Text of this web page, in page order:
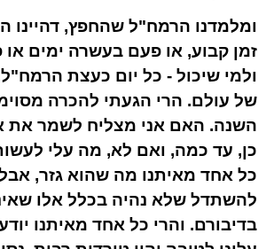
ומלמדנו הרמח"ל שהחפץ, דהיינו
זמן קבוע, או פעם בעשרה ימים
ולמי שיכול - כל יום כעצת
של עולם. הרי הגעתי להכרה
השנה. האם אני מצליח לשמר את
כן, עד כמה, ואם לא, מה עלי
כל אחד מאיתנו מה שהוא גזר, אבל
להשתדל שלא נהיה בכלל אלו
בדיבורם. והרי כל אחד מאיתנו